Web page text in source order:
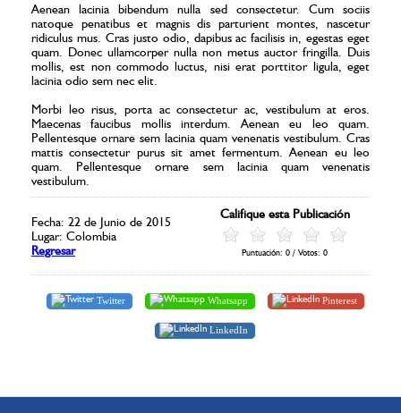
Aenean lacinia bibendum nulla sed consectetur. Cum sociis
natoque penatibus et magnis dis parturient montes, nascetur
ridiculus mus. Cras justo odio, dapibus ac facilisis in, egestas eget
quam. Donec ullamcorper nulla non metus auctor fringilla. Duis
mollis, est non commodo luctus, nisi erat porttitor ligula, eget
lacinia odio sem nec elit.
Morbi leo risus, porta ac consectetur ac, vestibulum at eros.
Maecenas faucibus mollis interdum. Aenean eu leo quam.
Pellentesque ornare sem lacinia quam venenatis vestibulum. Cras
mattis consectetur purus sit amet fermentum. Aenean eu leo
quam. Pellentesque ornare sem lacinia quam venenatis
vestibulum.
Fecha: 22 de Junio de 2015
Lugar: Colombia
Regresar
Califique esta Publicación
Puntuación: 0 / Votos: 0
Twitter Whatsapp Pinterest
LinkedIn